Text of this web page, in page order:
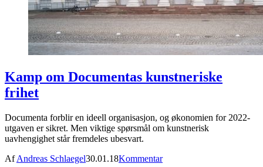
Kamp om Documentas kunstneriske
frihet
Documenta forblir en ideell organisasjon, og økonomien for 2022-
utgaven er sikret. Men viktige spørsmål om kunstnerisk
uavhengighet står fremdeles ubesvart.
AfAndreas Schlaegel30.01.18Kommentar